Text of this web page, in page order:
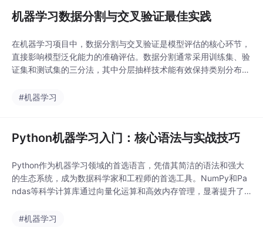
机器学习数据分割与交叉验证最佳实践
在机器学习项目中，数据分割与交叉验证是模型评估的核心环节，
直接影响模型泛化能力的准确评估。数据分割通常采用训练集、验
证集和测试集的三分法，其中分层抽样技术能有效保持类别分布一
通过K折、分组交叉验证等技术，在有限数据上实现更可靠的性能
#机器学习
Python机器学习入门：核心语法与实战技巧
Python作为机器学习领域的首选语言，凭借其简洁的语法和强大
的生态系统，成为数据科学家和工程师的首选工具。NumPy和Pa
ndas等科学计算库通过向量化运算和高效内存管理，显著提升了
操作等核心语法能够简化代码逻辑，而面向对象编程则有助于构建
#机器学习